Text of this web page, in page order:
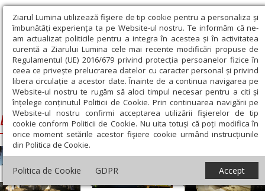
Ziarul Lumina utilizează fişiere de tip cookie pentru a personaliza și
îmbunătăți experiența ta pe Website-ul nostru. Te informăm că ne-
am actualizat politicile pentru a integra în acestea și în activitatea
curentă a Ziarului Lumina cele mai recente modificări propuse de
Regulamentul (UE) 2016/679 privind protecția persoanelor fizice în
ceea ce privește prelucrarea datelor cu caracter personal și privind
libera circulație a acestor date. Înainte de a continua navigarea pe
Website-ul nostru te rugăm să aloci timpul necesar pentru a citi și
înțelege conținutul Politicii de Cookie. Prin continuarea navigării pe
Website-ul nostru confirmi acceptarea utilizării fişierelor de tip
cookie conform Politicii de Cookie. Nu uita totuși că poți modifica în
orice moment setările acestor fişiere cookie urmând instrucțiunile
din Politica de Cookie.
Politica de Cookie GDPR Accept
Ziarul Lumina › Laurenţiu, Mitropolitul Ardealului
Laurenţiu, Mitropolitul Ardealului
Știri Știri